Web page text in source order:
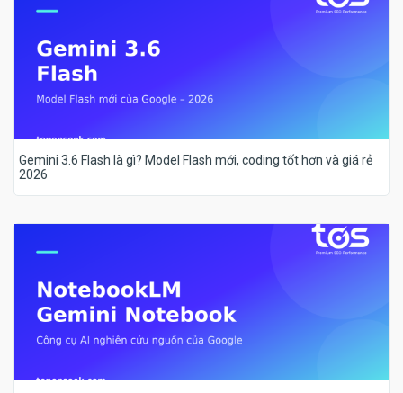
Gemini 3.6 Flash là gì? Model Flash mới, coding tốt hơn và giá rẻ
2026